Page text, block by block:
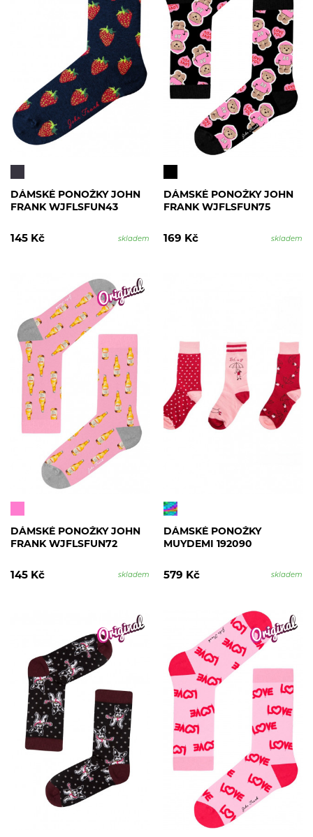
DÁMSKÉ PONOŽKY JOHN
FRANK WJFLSFUN43
145 Kč skladem
DÁMSKÉ PONOŽKY JOHN
FRANK WJFLSFUN75
169 Kč skladem
DÁMSKÉ PONOŽKY JOHN
FRANK WJFLSFUN72
145 Kč skladem
DÁMSKÉ PONOŽKY
MUYDEMI 192090
579 Kč skladem